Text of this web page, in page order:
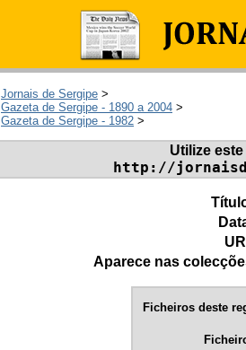
Jornais de Sergipe >
Gazeta de Sergipe - 1890 a 2004 >
Gazeta de Sergipe - 1982 >
Utilize
http://
Aparece nas
Ficheiros deste